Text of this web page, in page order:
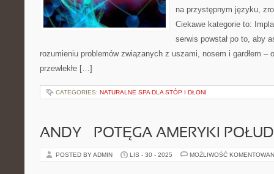
na przystępnym języku,
Ciekawe kategorie to:
serwis powstał po to, aby
rozumieniu problemów związanych z uszami, nosem i gardłem –
przewlekłe […]
CATEGORIES: NATURALNE SPA DLA STÓP I DŁONI
ANDY – POTĘGA AMERYKI
POSTED BY ADMIN LIS - 30 - 2025 MOŻLIWOŚĆ